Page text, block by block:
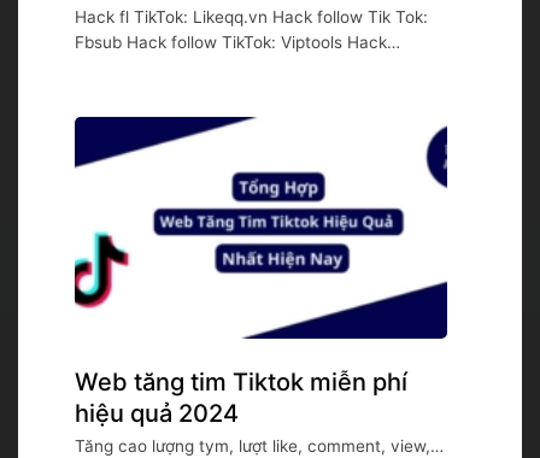
Hack fl TikTok: Likeqq.vn Hack follow Tik Tok:
Fbsub Hack follow TikTok: Viptools Hack
Web tăng tim Tiktok miễn phí
hiệu quả 2024
Tăng cao lượng tym, lượt like, comment, view,…